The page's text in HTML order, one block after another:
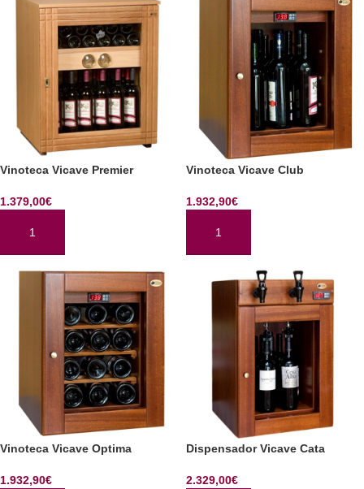
Vinoteca Vicave Premier
1.379,00€
AÑADIR AL CARRITO
Vinoteca Vicave Club
1.932,90€
AÑADIR AL CARRITO
Vinoteca Vicave Optima
1.932,90€
Dispensador Vicave Cata
2.329,00€